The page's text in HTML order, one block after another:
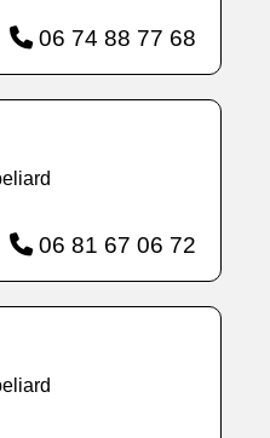
06 74 88 77 68
06 81 67 06 72